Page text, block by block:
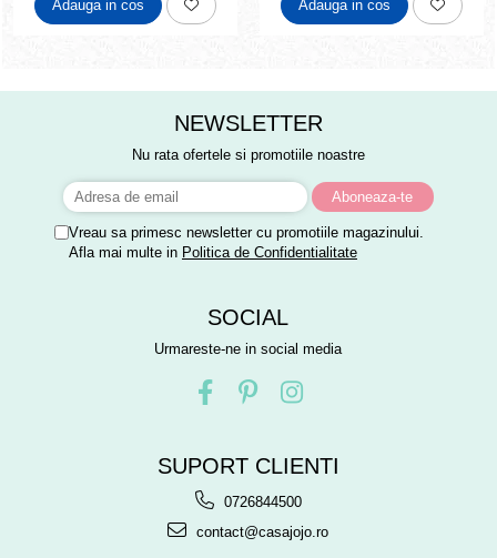
Adauga in cos Adauga in cos
NEWSLETTER
Nu rata ofertele si promotiile noastre
Vreau sa primesc newsletter cu promotiile magazinului.
Afla mai multe in Politica de Confidentialitate
SOCIAL
Urmareste-ne in social media
SUPORT CLIENTI
0726844500
contact@casajojo.ro